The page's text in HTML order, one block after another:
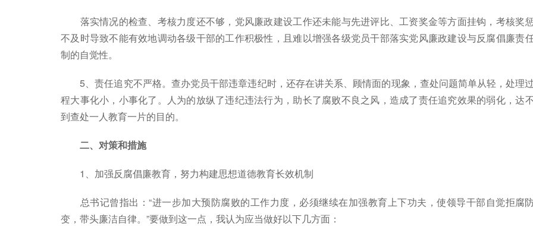
落实情况的检查、考核力度还不够，党风廉政建设工作还未能与先进评比、工资奖金等方面挂钩，考核奖
不及时导致不能有效地调动各级干部的工作积极性，且难以增强各级党员干部落实党风廉政建设与反腐倡廉责
制的自觉性。
5、责任追究不严格。查办党员干部违章违纪时，还存在讲关系、顾情面的现象，查处问题简单从轻，处理过
程大事化小，小事化了。人为的放纵了违纪违法行为，助长了腐败不良之风，造成了责任追究效果的弱化，达
到查处一人教育一片的目的。
二、对策和措施
1、加强反腐倡廉教育，努力构建思想道德教育长效机制
总书记曾指出：“进一步加大预防腐败的工作力度，必须继续在加强教育上下功夫，使领导干部自觉拒腐
变，带头廉洁自律。”要做到这一点，我认为应当做好以下几方面：